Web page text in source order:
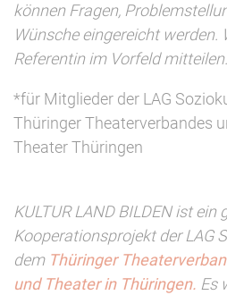
können Fragen,
Wünsche eingereicht werden.
Referentin im Vorfeld mitteilen.
*für Mitglieder der LAG
Thüringer Theaterverbandes
Theater Thüringen
KULTUR LAND BILDEN ist ein
Kooperationsprojekt der LAG
dem Thüringer
und Theater in Thüringen. Es